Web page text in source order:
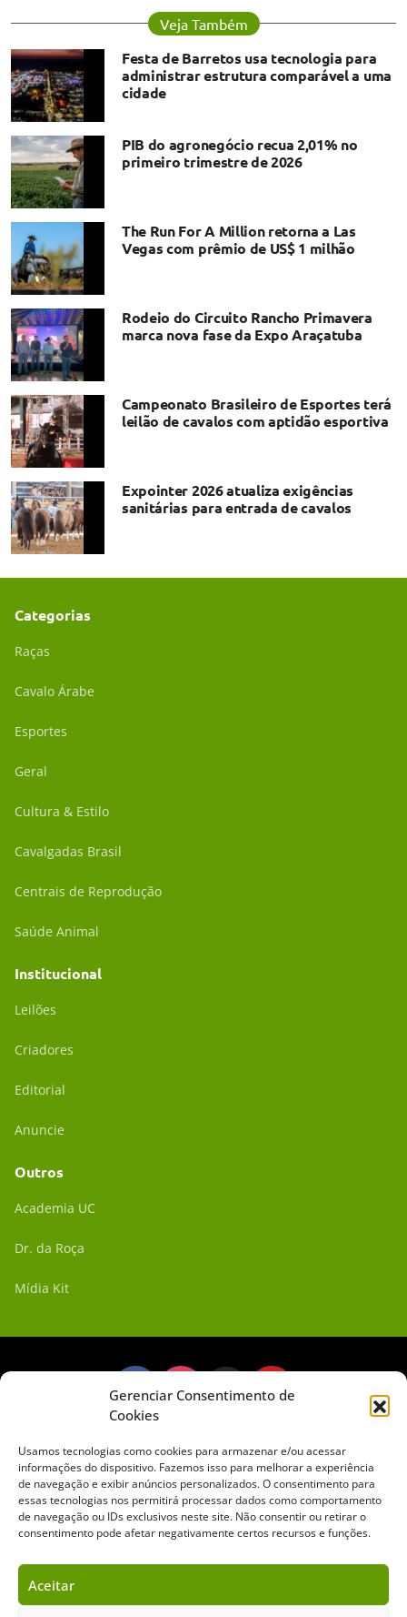
Gerenciar Consentimento de
Cookies
Usamos tecnologias como cookies para armazenar e/ou acessar
informações do dispositivo. Fazemos isso para melhorar a experiência
de navegação e exibir anúncios personalizados. O consentimento para
essas tecnologias nos permitirá processar dados como comportamento
de navegação ou IDs exclusivos neste site. Não consentir ou retirar o
consentimento pode afetar negativamente certos recursos e funções.
Aceitar
Veja Também
Festa de Barretos usa tecnologia para
administrar estrutura comparável a uma
cidade
PIB do agronegócio recua 2,01% no
primeiro trimestre de 2026
The Run For A Million retorna a Las
Vegas com prêmio de US$ 1 milhão
Rodeio do Circuito Rancho Primavera
marca nova fase da Expo Araçatuba
Campeonato Brasileiro de Esportes terá
leilão de cavalos com aptidão esportiva
Expointer 2026 atualiza exigências
sanitárias para entrada de cavalos
Categorias
Raças
Cavalo Árabe
Esportes
Geral
Cultura & Estilo
Cavalgadas Brasil
Centrais de Reprodução
Saúde Animal
Institucional
Leilões
Criadores
Editorial
Anuncie
Outros
Academia UC
Dr. da Roça
Mídia Kit
Copyright ©️ 2026 • Grupo Cavalus de Comunicação. Todos os direitos
reservados. Este portal é protegido pelo Google Recaptcha.
Política de Privacidade|Termos de Serviço